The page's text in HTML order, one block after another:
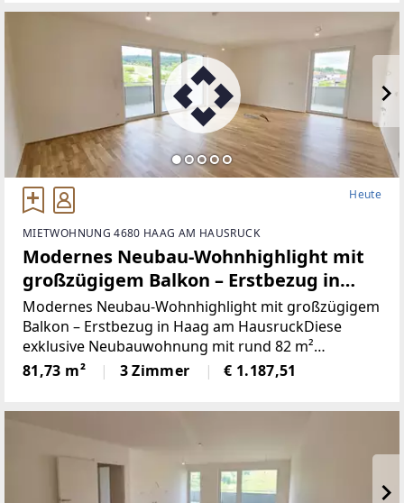
Heute
MIETWOHNUNG 4680 HAAG AM HAUSRUCK
Modernes Neubau-Wohnhighlight mit
großzügigem Balkon – Erstbezug in
Haag am Hausruck
Modernes Neubau-Wohnhighlight mit großzügigem
Balkon – Erstbezug in Haag am HausruckDiese
exklusive Neubauwohnung mit rund 82 m²
Wohnfläche im 2. Obergeschoss vereint stilvolles
Wohnen, hochwertige Ausstattung und eine ruhige,
81,73 m² 3 Zimmer € 1.187,51